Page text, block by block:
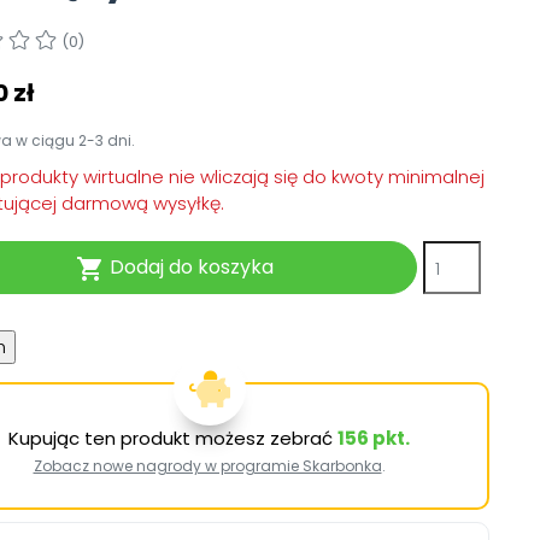
Archiwalne numery
Pomoc
Promocje
Akredytacja Małopolskiego
Online.
Książka (dla) Przedszkolaka
Zobacz nas na TikToku
YouTube
(0)
zł
w ciągu 2-3 dni.
wirtualne nie wliczają się do kwoty minimalnej
darmową wysyłkę.
 Dodaj do koszyka
Kupując ten produkt możesz zebrać156 pkt.
Zobacz nowe nagrody w programie Skarbonka.